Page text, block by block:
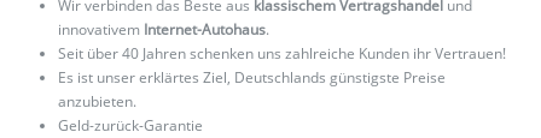
Wir verbinden das Beste aus klassischem Vertragshandel und
innovativem Internet-Autohaus.
Seit über 40 Jahren schenken uns zahlreiche Kunden ihr Vertrauen!
Es ist unser erklärtes Ziel, Deutschlands günstigste Preise
anzubieten.
Geld-zurück-Garantie